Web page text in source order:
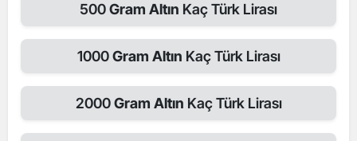
500Gram Altın Kaç Türk Lirası
1000Gram Altın Kaç Türk Lirası
2000Gram Altın Kaç Türk Lirası